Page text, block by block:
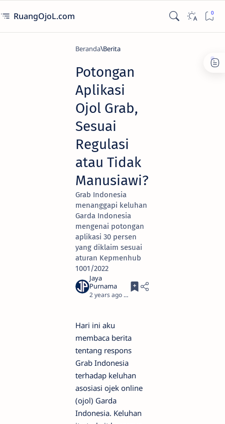
RuangOjoL.com
Beranda Berita
Potongan
Aplikasi
Ojol Grab,
Sesuai
Regulasi
atau Tidak
Manusiawi?
Grab Indonesia
menanggapi keluhan
Garda Indonesia
mengenai potongan
aplikasi 30 persen
yang diklaim sesuai
aturan Kepmenhub
1001/2022
2 years ago 4
Hari ini aku
membaca berita
tentang respons
Grab Indonesia
terhadap keluhan
asosiasi ojek online
(ojol) Garda
Indonesia. Keluhan